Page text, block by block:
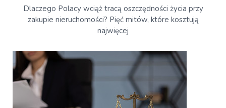
Dlaczego Polacy wciąż tracą oszczędności życia przy
zakupie nieruchomości? Pięć mitów, które kosztują
najwięcej